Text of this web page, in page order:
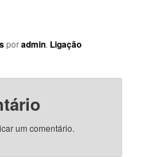
poradmin. Ligação
um comentário.